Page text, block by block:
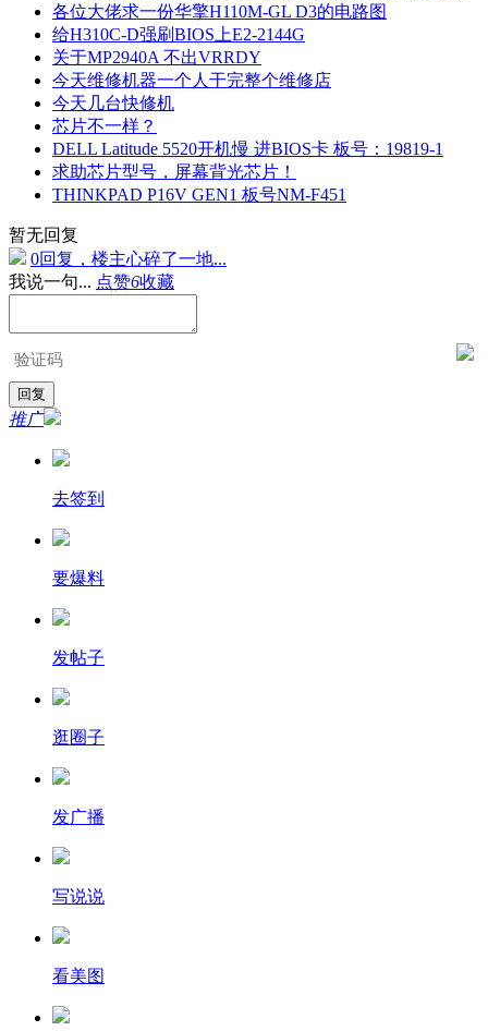
各位大佬求一份华擎H110M-GL D3的电路图
给H310C-D强刷BIOS上E2-2144G
关于MP2940A 不出VRRDY
今天维修机器一个人干完整个维修店
今天几台快修机
芯片不一样？
DELL Latitude 5520开机慢 进BIOS卡 板号：19819-1
求助芯片型号，屏幕背光芯片！
THINKPAD P16V GEN1 板号NM-F451
暂无回复
0回复，楼主心碎了一地...
我说一句... 点赞6收藏
推广
去签到
要爆料
发帖子
逛圈子
发广播
写说说
看美图